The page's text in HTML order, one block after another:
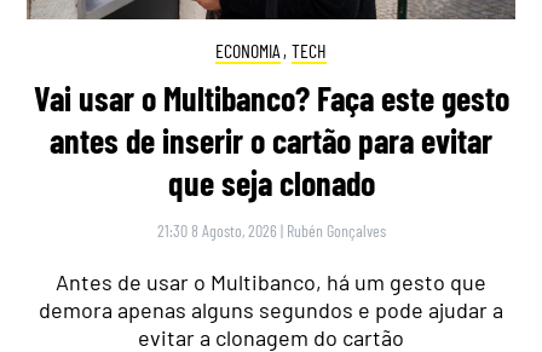
ECONOMIA , TECH
Vai usar o Multibanco? Faça este gesto
antes de inserir o cartão para evitar
que seja clonado
21:30 8 Agosto, 2026 | Rubén Gonçalves
Antes de usar o Multibanco, há um gesto que
demora apenas alguns segundos e pode ajudar a
evitar a clonagem do cartão